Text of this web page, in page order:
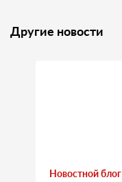
Другие новости
Новостной блог